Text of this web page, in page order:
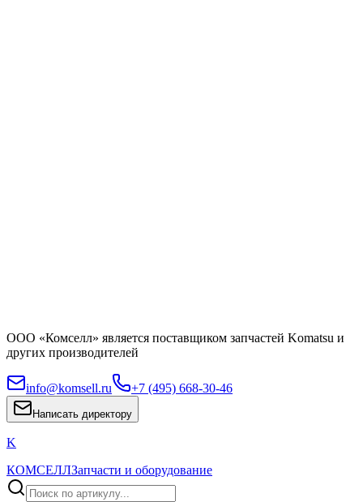
ООО «Комселл» является поставщиком запчастей Komatsu и
других производителей
info@komsell.ru +7 (495) 668-30-46
Написать директору
K
КОМСЕЛЛЗапчасти и оборудование